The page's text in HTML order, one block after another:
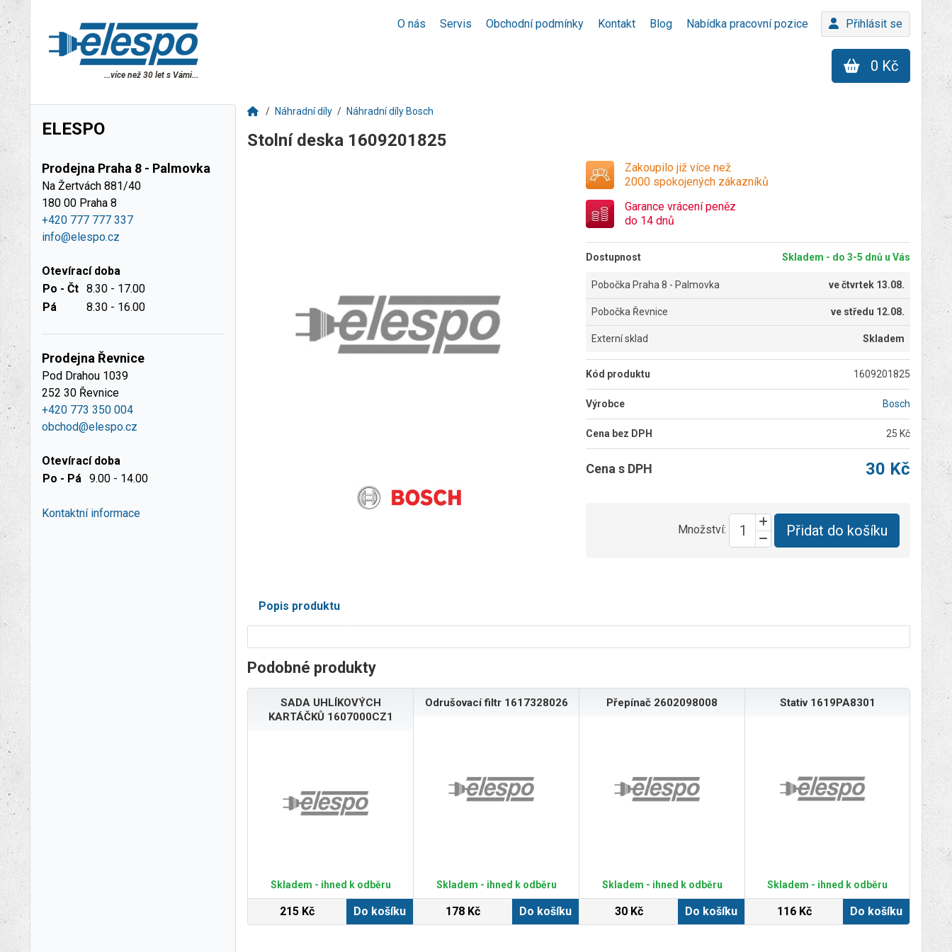
O nás Servis Obchodní podmínky Kontakt Blog Nabídka pracovní pozice Přihlásit se
...více než 30 let s Vámi...
0 Kč
ELESPO
Prodejna Praha 8 - Palmovka
Na Žertvách 881/40
180 00 Praha 8
+420 777 777 337
info@elespo.cz
Otevírací doba
Po - Čt 8.30 - 17.00
Pá
8.30 - 16.00
Prodejna Řevnice
Pod Drahou 1039
252 30 Řevnice
+420 773 350 004
obchod@elespo.cz
Otevírací doba
Po - Pá 9.00 - 14.00
Kontaktní informace
Náhradní díly Náhradní díly Bosch
Stolní deska 1609201825
Zakoupilo již více než
2000 spokojených zákazníků
Garance vrácení peněz
do 14 dnů
Dostupnost Skladem - do 3-5 dnů u Vás
Pobočka Praha 8 - Palmovka večtvrtek 13.08.
Pobočka Řevnice ve středu 12.08.
Externí sklad Skladem
Kód produktu 1609201825
Výrobce Bosch
Cena bez DPH 25 Kč
Cena s DPH 30 Kč
Množství: Přidat do košíku
Popis produktu
Podobné produkty
SADA UHLÍKOVÝCH
KARTÁČKŮ 1607000CZ1
Skladem - ihned k odběru
215 Kč Do košíku
Odrušovací filtr 1617328026
Skladem - ihned k odběru
178 Kč Do košíku
Přepínač 2602098008
Skladem - ihned k odběru
30 Kč Do košíku
Stativ 1619PA8301
Skladem - ihned k odběru
116 Kč Do košíku